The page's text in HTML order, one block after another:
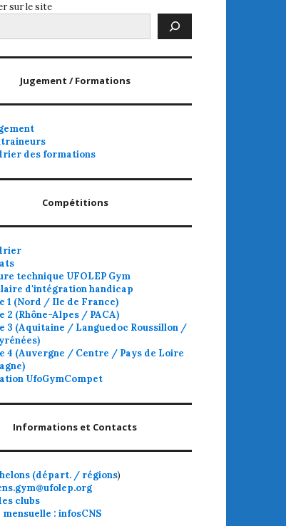
sur le site
Jugement / Formations
des formations
Compétitions
technique UFOLEP Gym
d'intégration handicap
1 (Nord / Ile de France)
2 (Rhône-Alpes / PACA)
3 (Aquitaine / Languedoc Roussillon /
4 (Auvergne / Centre / Pays de Loire
UfoGymCompet
Informations et Contacts
(départ. / régions)
clubs
: infosCNS